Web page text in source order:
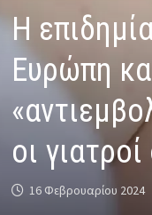
Η
Ευρώπη
οι
16 Φεβρουαρίου 2024